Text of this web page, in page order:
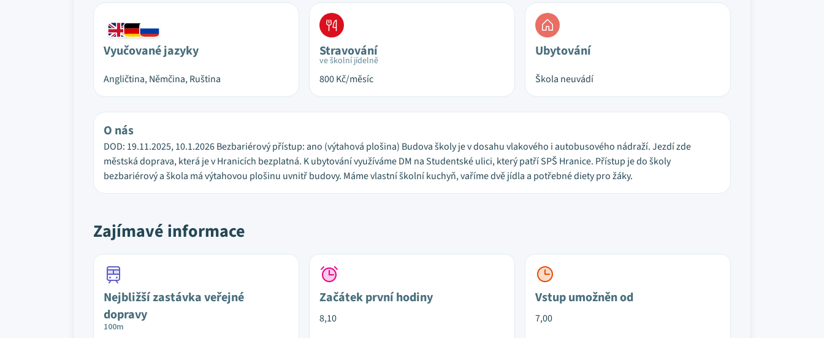
Vyučované jazyky
Angličtina, Němčina, Ruština
Stravování
ve školní jídelně
800Kč/měsíc
Ubytování
Škola neuvádí
O nás
DOD: 19.11.2025, 10.1.2026 Bezbariérový přístup: ano (výtahová plošina) Budova školy je v dosahu vlakového i autobusového nádraží. Jezdí zde
městská doprava, která je v Hranicích bezplatná. K ubytování využíváme DM na Studentské ulici, který patří SPŠ Hranice. Přístup je do školy
bezbariérový a škola má výtahovou plošinu uvnitř budovy. Máme vlastní školní kuchyň, vaříme dvě jídla a potřebné diety pro žáky.
Zajímavé informace
Nejbližší zastávka veřejné
dopravy
100m
Začátek první hodiny
8,10
Vstup umožněn od
7,00